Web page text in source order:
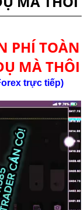
PHÍ TOÀN
MÀ THÔI
trực tiếp)